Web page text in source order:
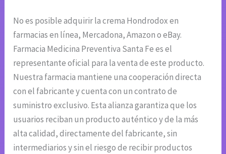
No es posible adquirir la crema Hondrodox en
farmacias en línea, Mercadona, Amazon o eBay.
Farmacia Medicina Preventiva Santa Fe es el
representante oficial para la venta de este producto.
Nuestra farmacia mantiene una cooperación directa
con el fabricante y cuenta con un contrato de
suministro exclusivo. Esta alianza garantiza que los
usuarios reciban un producto auténtico y de la más
alta calidad, directamente del fabricante, sin
intermediarios y sin el riesgo de recibir productos